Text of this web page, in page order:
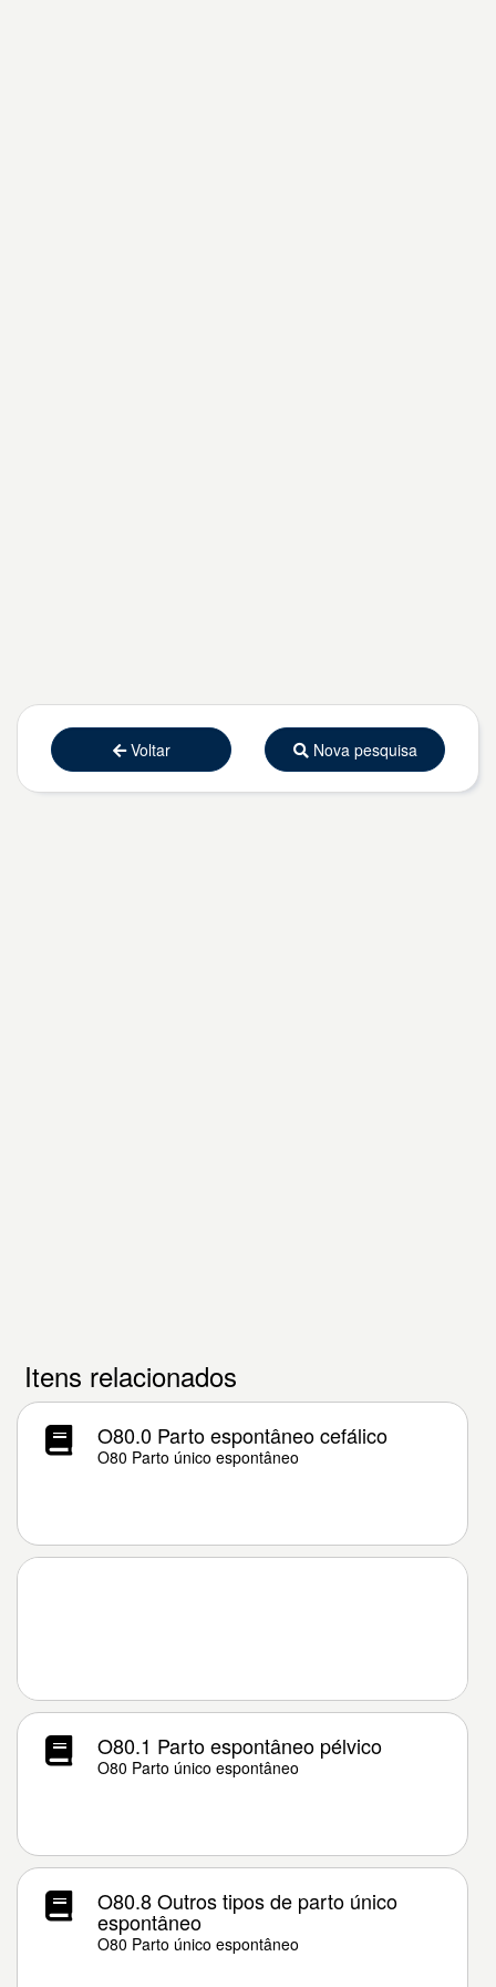
Voltar Nova pesquisa
Itens relacionados
O80.0 Parto espontâneo cefálico
O80 Parto único espontâneo
O80.1 Parto espontâneo pélvico
O80 Parto único espontâneo
O80.8 Outros tipos de parto único
espontâneo
O80 Parto único espontâneo